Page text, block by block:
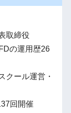
取締役
の運用歴26
クール運営・
回開催